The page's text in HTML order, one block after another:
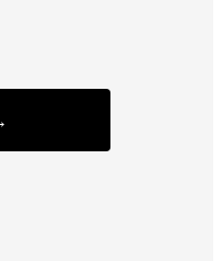
訂正・削除のご請求につい